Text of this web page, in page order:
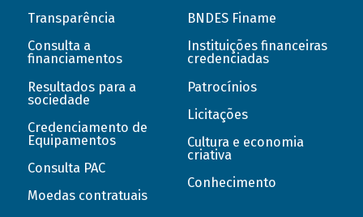
Transparência
Consulta a
financiamentos
Resultados para a
sociedade
Credenciamento de
Equipamentos
Consulta PAC
Moedas contratuais
BNDES Finame
Instituições financeiras
credenciadas
Patrocínios
Licitações
Cultura e economia
criativa
Conhecimento